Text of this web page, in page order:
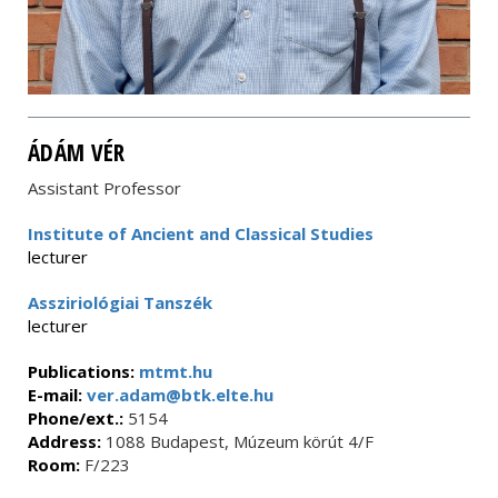
ÁDÁM VÉR
Assistant Professor
Institute of Ancient and Classical Studies
lecturer
Assziriológiai Tanszék
lecturer
Publications: mtmt.hu
E-mail: ver.adam@btk.elte.hu
Phone/ext.: 5154
Address: 1088 Budapest, Múzeum körút 4/F
Room: F/223